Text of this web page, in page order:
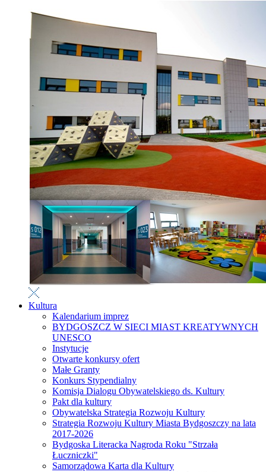
Kultura
Kalendarium imprez
BYDGOSZCZ W SIECI MIAST KREATYWNYCH
UNESCO
Instytucje
Otwarte konkursy ofert
Małe Granty
Konkurs Stypendialny
Komisja Dialogu Obywatelskiego ds. Kultury
Pakt dla kultury
Obywatelska Strategia Rozwoju Kultury
Strategia Rozwoju Kultury Miasta Bydgoszczy na lata
2017-2026
Bydgoska Literacka Nagroda Roku "Strzała
Łuczniczki"
Samorządowa Karta dla Kultury